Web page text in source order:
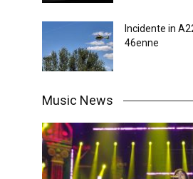
Incidente in
46enne
Music News